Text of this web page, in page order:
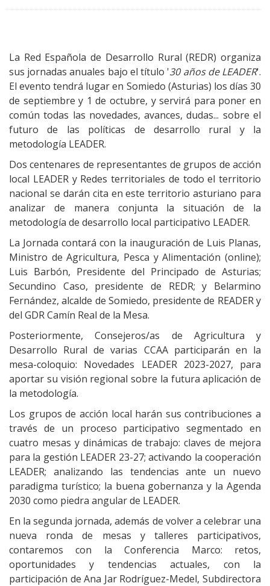
La Red Española de Desarrollo Rural (REDR) organiza
sus jornadas anuales bajo el título '30 años de LEADER'.
El evento tendrá lugar en Somiedo (Asturias) los días 30
de septiembre y 1 de octubre, y servirá para poner en
común todas las novedades, avances, dudas... sobre el
futuro de las políticas de desarrollo rural y la
metodología LEADER.
Dos centenares de representantes de grupos de acción
local LEADER y Redes territoriales de todo el territorio
nacional se darán cita en este territorio asturiano para
analizar de manera conjunta la situación de la
metodología de desarrollo local participativo LEADER.
La Jornada contará con la inauguración de Luis Planas,
Ministro de Agricultura, Pesca y Alimentación (online);
Luis Barbón, Presidente del Principado de Asturias;
Secundino Caso, presidente de REDR; y Belarmino
Fernández, alcalde de Somiedo, presidente de READER y
del GDR Camín Real de la Mesa.
Posteriormente, Consejeros/as de Agricultura y
Desarrollo Rural de varias CCAA participarán en la
mesa-coloquio: Novedades LEADER 2023-2027, para
aportar su visión regional sobre la futura aplicación de
la metodología.
Los grupos de acción local harán sus contribuciones a
través de un proceso participativo segmentado en
cuatro mesas y dinámicas de trabajo: claves de mejora
para la gestión LEADER 23-27; activando la cooperación
LEADER; analizando las tendencias ante un nuevo
paradigma turístico; la buena gobernanza y la Agenda
2030 como piedra angular de LEADER.
En la segunda jornada, además de volver a celebrar una
nueva ronda de mesas y talleres participativos,
contaremos con la Conferencia Marco: retos,
oportunidades y tendencias actuales, con la
participación de Ana Jar Rodríguez-Medel, Subdirectora